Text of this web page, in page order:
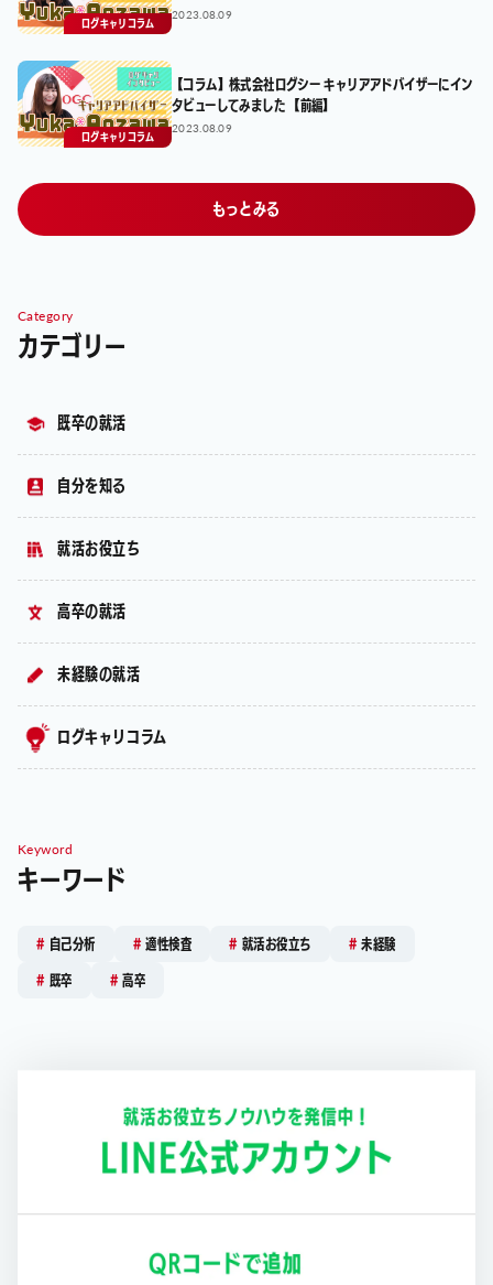
ログキャリコラム
2023.08.09
ログキャリコラム
【コラム】株式会社ログシー キャリアアドバイザーにイン
タビューしてみました 【前編】
2023.08.09
もっとみる
Category
カテゴリー
既卒の就活
自分を知る
就活お役立ち
高卒の就活
未経験の就活
ログキャリコラム
Keyword
キーワード
自己分析 適性検査 就活お役立ち 未経験
既卒 高卒